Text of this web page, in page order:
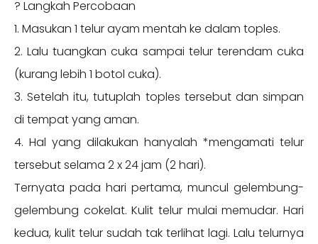
? Langkah Percobaan
1. Masukan 1 telur ayam mentah ke dalam toples.
2. Lalu tuangkan cuka sampai telur terendam cuka
(kurang lebih 1 botol cuka).
3. Setelah itu, tutuplah toples tersebut dan simpan
di tempat yang aman.
4. Hal yang dilakukan hanyalah *mengamati telur
tersebut selama 2 x 24 jam (2 hari).
Ternyata pada hari pertama, muncul gelembung-
gelembung cokelat. Kulit telur mulai memudar. Hari
kedua, kulit telur sudah tak terlihat lagi. Lalu telurnya